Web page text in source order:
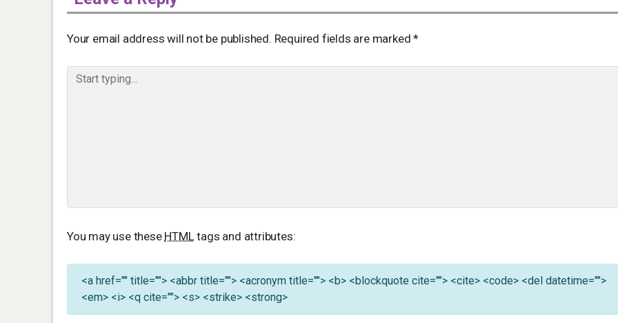
Your email address will not be published. Required fields are marked*
You may use these HTML tags and attributes:
<a href="" title=""> <abbr title=""> <acronym title=""> <b> <blockquote cite=""> <cite> <code> <del datetime="">
<em> <i> <q cite=""> <s> <strike> <strong>